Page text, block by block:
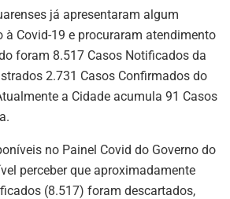
já apresentaram algum
Covid-19 e procuraram atendimento
foram 8.517 Casos Notificados da
2.731 Casos Confirmados do
a Cidade acumula 91 Casos
no Painel Covid do Governo do
perceber que aproximadamente
(8.517) foram descartados,